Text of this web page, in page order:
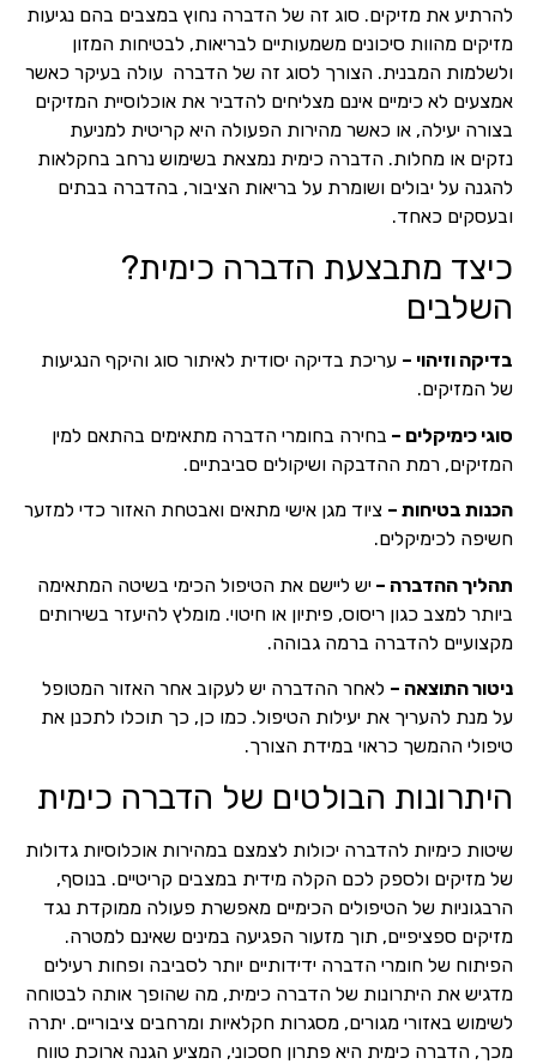
להרתיע את מזיקים. סוג זה של הדברה נחוץ במצבים בהם נגיעות
מזיקים מהוות סיכונים משמעותיים לבריאות, לבטיחות המזון
ולשלמות המבנית. הצורך לסוג זה של הדברה עולה בעיקר כאשר
אמצעים לא כימיים אינם מצליחים להדביר את אוכלוסיית המזיקים
בצורה יעילה, או כאשר מהירות הפעולה היא קריטית למניעת
נזקים או מחלות. הדברה כימית נמצאת בשימוש נרחב בחקלאות
להגנה על יבולים ושומרת על בריאות הציבור, בהדברה בבתים
ובעסקים כאחד.
כיצד מתבצעת הדברה כימית?
השלבים
בדיקה וזיהוי – עריכת בדיקה יסודית לאיתור סוג והיקף הנגיעות
של המזיקים.
סוגי כימיקלים – בחירה בחומרי הדברה מתאימים בהתאם למין
המזיקים, רמת ההדבקה ושיקולים סביבתיים.
הכנות בטיחות – ציוד מגן אישי מתאים ואבטחת האזור כדי למזער
חשיפה לכימיקלים.
תהליך ההדברה – יש ליישם את הטיפול הכימי בשיטה המתאימה
ביותר למצב כגון ריסוס, פיתיון או חיטוי. מומלץ להיעזר בשירותים
מקצועיים להדברה ברמה גבוהה.
ניטור התוצאה – לאחר ההדברה יש לעקוב אחר האזור המטופל
על מנת להעריך את יעילות הטיפול. כמו כן, כך תוכלו לתכנן את
טיפולי ההמשך כראוי במידת הצורך.
היתרונות הבולטים של הדברה כימית
שיטות כימיות להדברה יכולות לצמצם במהירות אוכלוסיות גדולות
של מזיקים ולספק לכם הקלה מידית במצבים קריטיים. בנוסף,
הרבגוניות של הטיפולים הכימיים מאפשרת פעולה ממוקדת נגד
מזיקים ספציפיים, תוך מזעור הפגיעה במינים שאינם למטרה.
הפיתוח של חומרי הדברה ידידותיים יותר לסביבה ופחות רעילים
מדגיש את היתרונות של הדברה כימית, מה שהופך אותה לבטוחה
לשימוש באזורי מגורים, מסגרות חקלאיות ומרחבים ציבוריים. יתרה
מכך, הדברה כימית היא פתרון חסכוני, המציע הגנה ארוכת טווח